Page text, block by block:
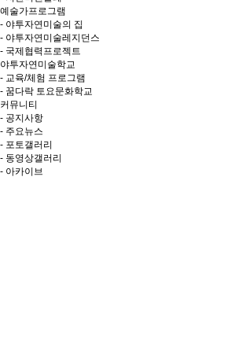
예술가프로그램
- 야투자연미술의 집
- 야투자연미술레지던스
- 국제협력프로젝트
야투자연미술학교
- 교육/체험 프로그램
- 꿈다락 토요문화학교
커뮤니티
- 공지사항
- 주요뉴스
- 포토갤러리
- 동영상갤러리
- 아카이브